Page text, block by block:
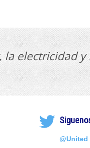
electricidad
@United